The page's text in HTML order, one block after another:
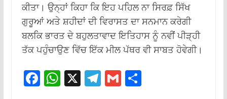
ਕੀਤਾ। ਉਨ੍ਹਾਂ ਕਿਹਾ ਕਿ ਇਹ ਪਹਿਲ ਨਾ ਸਿਰਫ਼ ਸਿੱਖ
ਗੁਰੂਆਂ ਅਤੇ ਸ਼ਹੀਦਾਂ ਦੀ ਵਿਰਾਸਤ ਦਾ ਸਨਮਾਨ ਕਰੇਗੀ
ਬਲਕਿ ਭਾਰਤ ਦੇ ਬਹੁਲਤਾਵਾਦ ਇਤਿਹਾਸ ਨੂੰ ਨਵੀਂ ਪੀੜ੍ਹੀ
ਤੱਕ ਪਹੁੰਚਾਉਣ ਵਿੱਚ ਇੱਕ ਮੀਲ ਪੱਥਰ ਵੀ ਸਾਬਤ ਹੋਵੇਗੀ।
F W X T G S